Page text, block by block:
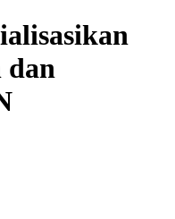
dan